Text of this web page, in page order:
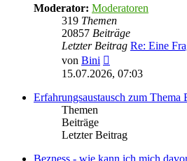
Moderator: Moderatoren
319 Themen
20857 Beiträge
Letzter Beitrag Re: Eine
von Bini
Beitrag
15.07.2026, 07:03
Erfahrungsaustausch zum Thema
Themen
Beiträge
Letzter Beitrag
Bezness - wie kann ich mich